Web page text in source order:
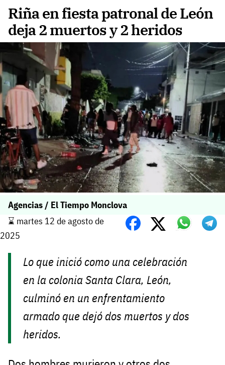
Riña en fiesta patronal de León
deja 2 muertos y 2 heridos
Agencias / El Tiempo Monclova
⌛️ martes 12 de agosto de
2025
Lo que inició como una celebración
en la colonia Santa Clara, León,
culminó en un enfrentamiento
armado que dejó dos muertos y dos
heridos.